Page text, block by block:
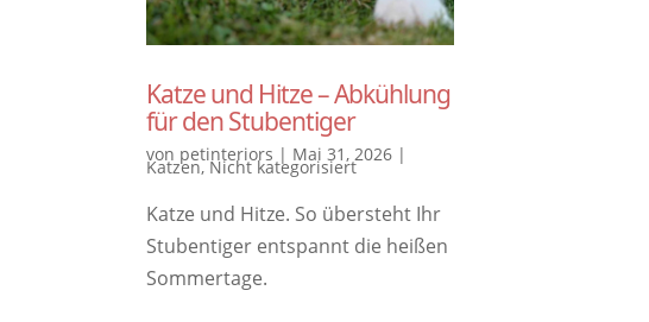
Katze und Hitze – Abkühlung
für den Stubentiger
von petinteriors | Mai 31, 2026|
Katzen,Nicht kategorisiert
Katze und Hitze. So übersteht Ihr
Stubentiger entspannt die heißen
Sommertage.